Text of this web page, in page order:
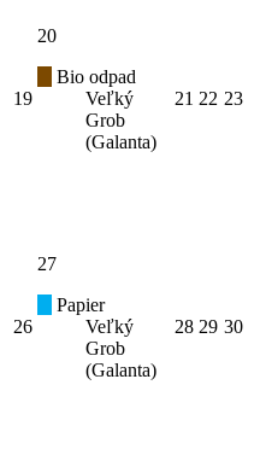
19
20
Bio odpad
Veľký
Grob
(Galanta)
21 22 23
26
27
Papier
Veľký
Grob
(Galanta)
28 29 30